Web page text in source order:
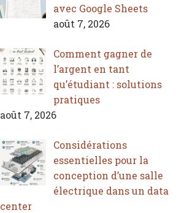
avec Google Sheets
août 7, 2026
Comment gagner de
l’argent en tant
qu’étudiant : solutions
pratiques
août 7, 2026
Considérations
essentielles pour la
conception d’une salle
électrique dans un data
center